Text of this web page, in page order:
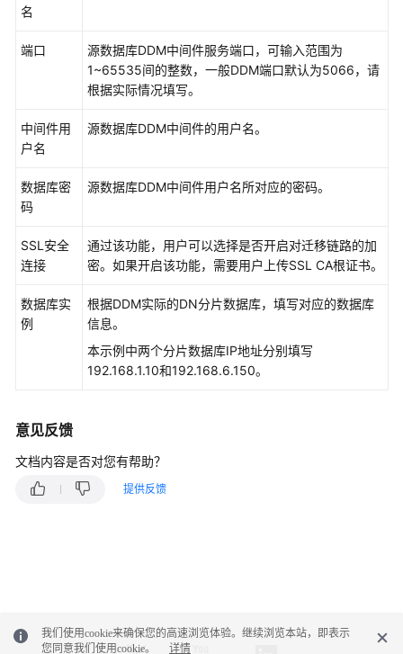
考
问
题
产
询
络
限
管
份
名
端口
源数据库DDM中间件服务端口，可输入范围为
1~65535间的整数，一般DDM端口默认为5066，请
根据实际情况填写。
中间件用
户名
源数据库DDM中间件的用户名。
数据库密
码
源数据库DDM中间件用户名所对应的密码。
SSL安全
连接
通过该功能，用户可以选择是否开启对迁移链路的加
密。如果开启该功能，需要用户上传SSL CA根证书。
数据库实
例
根据DDM实际的DN分片数据库，填写对应的数据库
信息。
本示例中两个分片数据库IP地址分别填写
192.168.1.10和192.168.6.150。
意见反馈
文档内容是否对您有帮助？
提供反馈
我们使用cookie来确保您的高速浏览体验。继续浏览本站，即表示
您同意我们使用cookie。
详情